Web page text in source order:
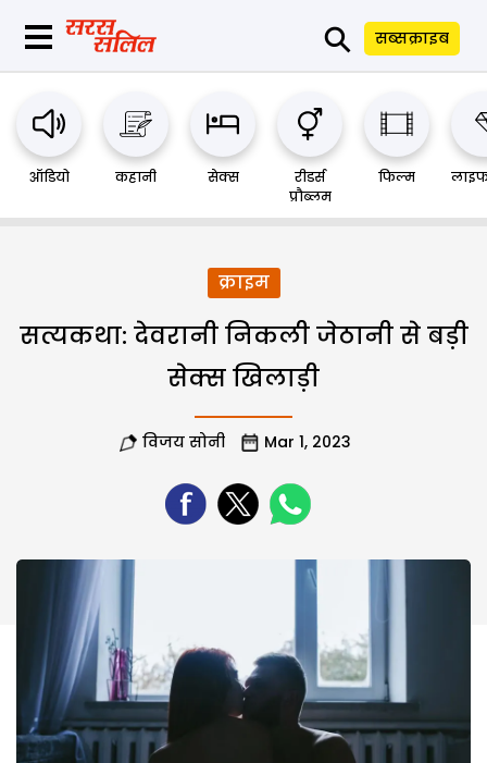
⚲ सब्सक्राइब
ऑडियो कहानी सेक्स
रीडर्स
प्रौब्लम
फिल्म
क्राइम
सत्यकथा: देवरानी निकली जेठानी से बड़ी
सेक्स खिलाड़ी
विजय सोनी Mar 1, 2023